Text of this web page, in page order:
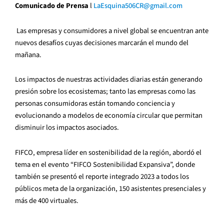
Comunicado de Prensa l LaEsquina506CR@gmail.com
Las empresas y consumidores a nivel global se encuentran ante
nuevos desafíos cuyas decisiones marcarán el mundo del
mañana.
Los impactos de nuestras actividades diarias están generando
presión sobre los ecosistemas; tanto las empresas como las
personas consumidoras están tomando conciencia y
evolucionando a modelos de economía circular que permitan
disminuir los impactos asociados.
FIFCO, empresa líder en sostenibilidad de la región, abordó el
tema en el evento “FIFCO Sostenibilidad Expansiva”, donde
también se presentó el reporte integrado 2023 a todos los
públicos meta de la organización, 150 asistentes presenciales y
más de 400 virtuales.